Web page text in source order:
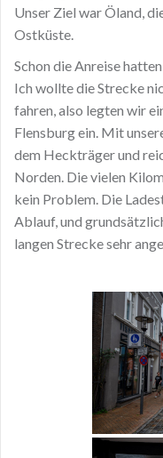
Unser Ziel war Öland,
Ostküste.
Schon die Anreise
Ich wollte die Strecke
fahren, also legten wir
Flensburg ein. Mit
dem Heckträger und
Norden. Die vielen
kein Problem. Die
Ablauf, und
langen Strecke sehr